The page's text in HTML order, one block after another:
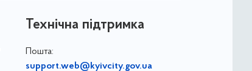
Технічна підтримка
Пошта:
support.web@kyivcity.gov.ua